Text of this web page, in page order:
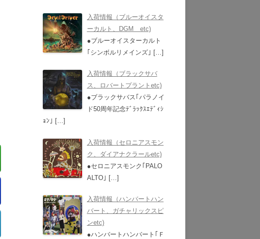
入荷情報（ブルーオイスタ
ーカルト、DGM etc)
●ブルーオイスターカルト
｢シンボルリメインズ｣ […]
入荷情報（ブラックサバ
ス、ロバートプラントetc)
●ブラックサバス｢パラノイ
ド50周年記念ﾃﾞﾗｯｸｽｴﾃﾞｨｼ
ｮﾝ｣ […]
入荷情報（セロニアスモン
ク、ダイアナクラールetc)
●セロニアスモンク｢PALO
ALTO｣ […]
入荷情報（ハンバートハン
バート、ガチャリックスピ
ンetc)
●ハンバートハンバート｢Ｆ